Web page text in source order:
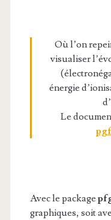
Où l’on
visualiser
énergie
Le
Avec le package
graphiques, soit